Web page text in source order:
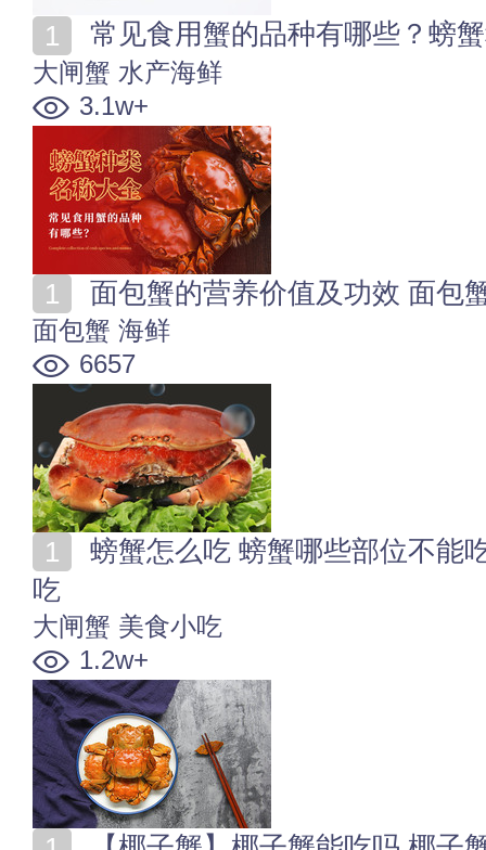
常见食用蟹的品种有哪些？螃
大闸蟹 水产海鲜
3.1w+
面包蟹的营养价值及功效 面包
面包蟹 海鲜
6657
吃
大闸蟹 美食小吃
1.2w+